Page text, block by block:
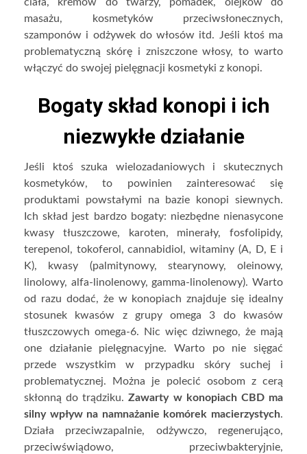
masażu, kosmetyków przeciwsłonecznych,
szamponów i odżywek do włosów itd. Jeśli ktoś ma
problematyczną skórę i zniszczone włosy, to warto
włączyć do swojej pielęgnacji kosmetyki z konopi.
Bogaty skład konopi i ich
niezwykłe działanie
Jeśli ktoś szuka wielozadaniowych i skutecznych
kosmetyków, to powinien zainteresować się
produktami powstałymi na bazie konopi siewnych.
Ich skład jest bardzo bogaty: niezbędne nienasycone
kwasy tłuszczowe, karoten, minerały, fosfolipidy,
terepenol, tokoferol, cannabidiol, witaminy (A, D, E i
K), kwasy (palmitynowy, stearynowy, oleinowy,
linolowy, alfa-linolenowy, gamma-linolenowy). Warto
od razu dodać, że w konopiach znajduje się idealny
stosunek kwasów z grupy omega 3 do kwasów
tłuszczowych omega-6. Nic więc dziwnego, że mają
one działanie pielęgnacyjne. Warto po nie sięgać
przede wszystkim w przypadku skóry suchej i
problematycznej. Można je polecić osobom z cerą
skłonną do trądziku.Zawarty w konopiach CBD ma
silny wpływ na namnażanie komórek macierzystych.
Działa przeciwzapalnie, odżywczo, regenerująco,
przeciwświądowo, przeciwbakteryjnie,